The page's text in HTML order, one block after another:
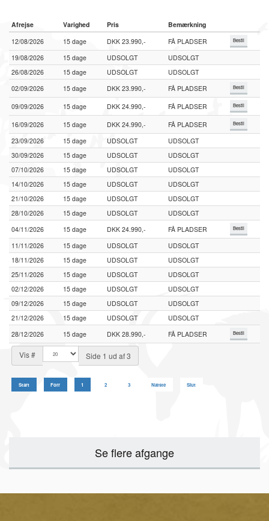
Afrejse Varighed Pris Bemærkning
Vis # Side 1 ud af 3
Start Forr 1 2 3 Næste Slut
12/08/2026 15 dage DKK 23.990,- FÅ PLADSER Bestil
19/08/2026 15 dage UDSOLGT
UDSOLGT
26/08/2026
15 dage UDSOLGT
UDSOLGT
02/09/2026
15 dage DKK 23.990,- FÅ PLADSER Bestil
09/09/2026 15 dage DKK 24.990,- FÅ PLADSER Bestil
16/09/2026 15 dage DKK 24.990,- FÅ PLADSER Bestil
23/09/2026 15 dage UDSOLGT
UDSOLGT
30/09/2026
15 dage UDSOLGT
UDSOLGT
07/10/2026
15 dage UDSOLGT
UDSOLGT
14/10/2026
15 dage UDSOLGT
UDSOLGT
21/10/2026
15 dage UDSOLGT
UDSOLGT
28/10/2026
15 dage UDSOLGT
UDSOLGT
04/11/2026
15 dage DKK 24.990,- FÅ PLADSER Bestil
11/11/2026 15 dage UDSOLGT
UDSOLGT
18/11/2026
15 dage UDSOLGT
UDSOLGT
25/11/2026
15 dage UDSOLGT
UDSOLGT
02/12/2026
15 dage UDSOLGT
UDSOLGT
09/12/2026
15 dage UDSOLGT
UDSOLGT
21/12/2026
15 dage UDSOLGT
UDSOLGT
28/12/2026
15 dage DKK 28.990,- FÅ PLADSER Bestil
Se flere afgange